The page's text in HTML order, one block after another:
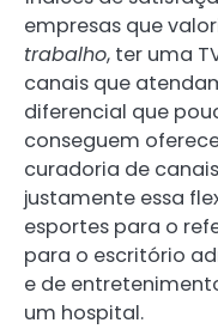
empresas que
trabalho, ter uma
canais que
diferencial que
conseguem
curadoria de
justamente essa
esportes para o
para o escritório
e de
um hospital.